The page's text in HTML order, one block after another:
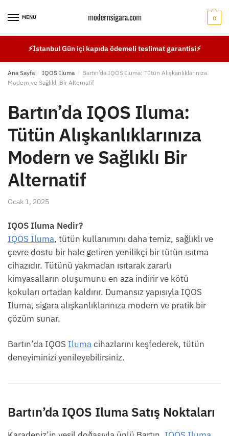
MENU 0
⚡İstanbul Gün içi kapıda ödemeli teslimat garantisi⚡
Ana Sayfa / IQOS Iluma / Bartın’da IQOS Iluma: Tütün Alışkanlıklarınıza
Modern ve Sağlıklı Bir Alternatif
Bartın’da IQOS Iluma:
Tütün Alışkanlıklarınıza
Modern ve Sağlıklı Bir
Alternatif
Ocak 1, 2025
IQOS Iluma Nedir?
IQOS Iluma, tütün kullanımını daha temiz, sağlıklı ve
çevre dostu bir hale getiren yenilikçi bir tütün ısıtma
cihazıdır. Tütünü yakmadan ısıtarak zararlı
kimyasalların oluşumunu en aza indirir ve kötü
kokuları ortadan kaldırır. Dumansız yapısıyla IQOS
Iluma, sigara alışkanlıklarınıza modern ve pratik bir
çözüm sunar.
Bartın’da IQOS Ilumacihazlarını keşfederek, tütün
deneyiminizi yenileyebilirsiniz.
Bartın’da IQOS Iluma Satış Noktaları